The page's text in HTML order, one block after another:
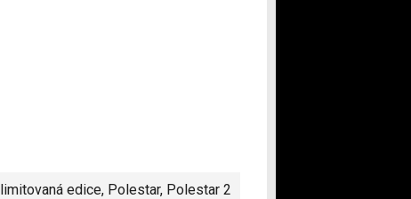
limitovaná edice, Polestar, Polestar 2